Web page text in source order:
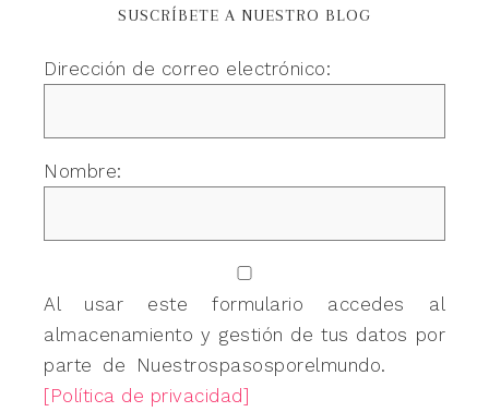
SUSCRÍBETE A NUESTRO BLOG
Dirección de correo electrónico:
Nombre:
Al usar este formulario accedes al
almacenamiento y gestión de tus datos por
parte de Nuestrospasosporelmundo.
[Política de privacidad]